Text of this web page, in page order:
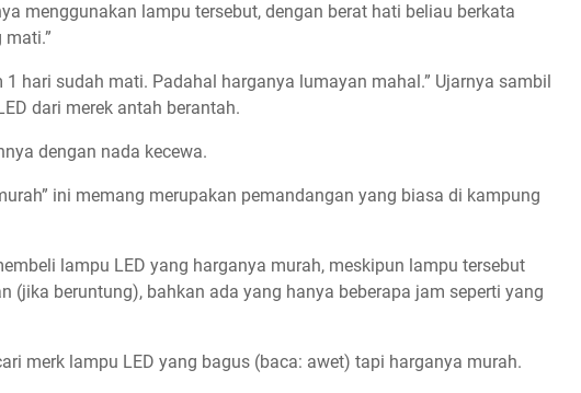
menggunakan lampu tersebut, dengan berat hati beliau berkata
hari sudah mati. Padahal harganya lumayan mahal.” Ujarnya sambil
dari merek antah berantah.
dengan nada kecewa.
ini memang merupakan pemandangan yang biasa di kampung
lampu LED yang harganya murah, meskipun lampu tersebut
(jika beruntung), bahkan ada yang hanya beberapa jam seperti yang
merk lampu LED yang bagus (baca: awet) tapi harganya murah.